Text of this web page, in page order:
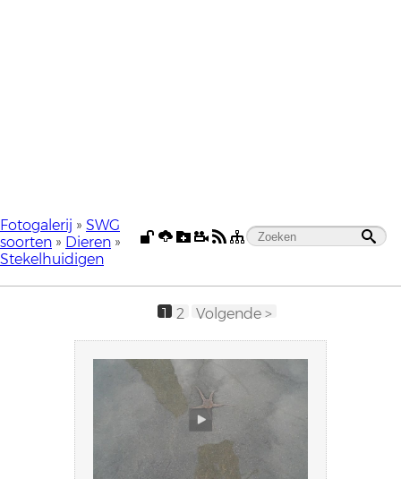
Fotogalerij » SWG
soorten » Dieren »
Stekelhuidigen
1 2 Volgende >